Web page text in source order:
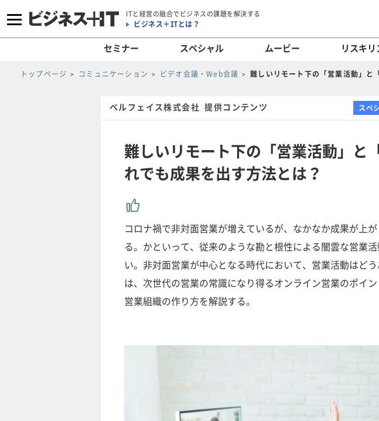
ITと経営の融合でビジネスの課題を解決する
ビジネス＋ITとは？
セミナー スペシャル ムービー リスキリ
トップページ コミュニケーション ビデオ会議・Web会議 難しいリモート下の「営業活動」
ベルフェイス株式会社 提供コンテンツ スペ
難しいリモート下の「営業活動」
れでも成果を出す方法とは？
コロナ禍で非対面営業が増えているが、なかなか成果が上
る。かといって、従来のような勘と根性による闇雲な営業
い。非対面営業が中心となる時代において、営業活動はど
は、次世代の営業の常識になり得るオンライン営業のポイ
営業組織の作り方を解説する。